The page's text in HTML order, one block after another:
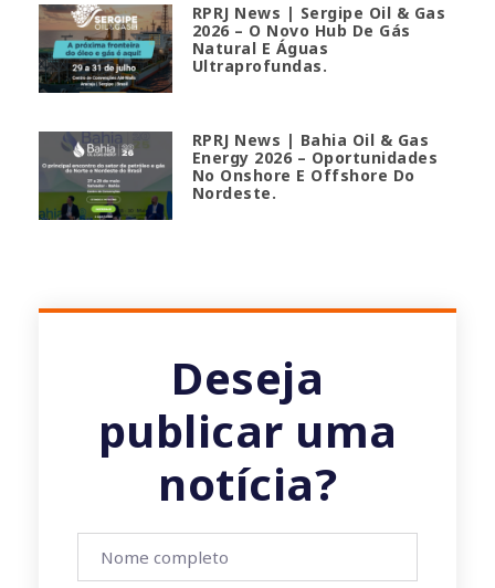
RPRJ News | Sergipe Oil & Gas
2026 – O Novo Hub De Gás
Natural E Águas
Ultraprofundas.
RPRJ News | Bahia Oil & Gas
Energy 2026 – Oportunidades
No Onshore E Offshore Do
Nordeste.
Deseja
publicar uma
notícia?